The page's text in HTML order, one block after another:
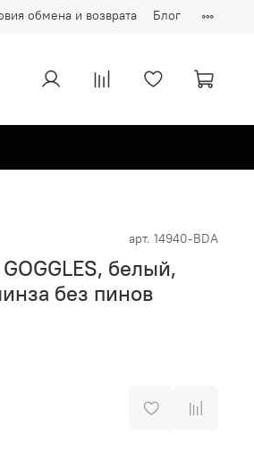
обмена и возврата Блог
арт. 14940-BDA
белый,
без пинов